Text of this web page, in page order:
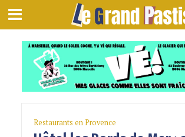
Restaurants en Provence